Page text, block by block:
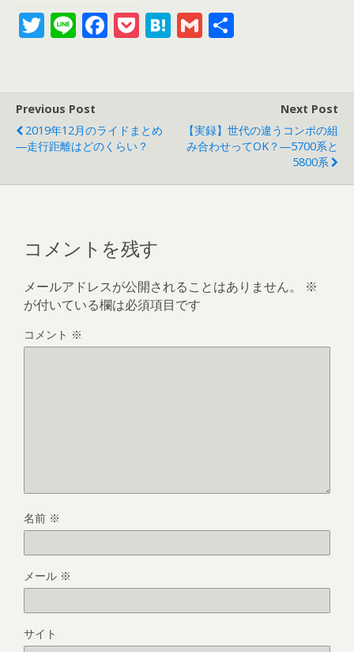
T
er
Li F
o
o
k
P H G
Previous Post
2019年12月のライドまとめ
―走行距離はどのくらい？
Next Post
【実録】世代の違うコンポの組
み合わせってOK？―5700系と
5800系
コメントを残す
メールアドレスが公開されることはありません。
※
が付いている欄は必須項目です
コメント ※
名前 ※
メール ※
サイト